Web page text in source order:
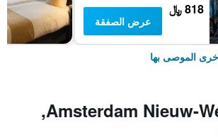
818 ﷼
عرض الصفقة
الموصى بها
استكشفAmsterdam Nieuw-West,